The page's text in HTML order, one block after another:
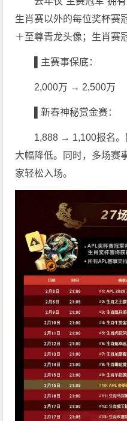
生肖赛以外的每位奖杯赛
＋至尊青龙头像；生肖赛
▌主赛事保底：
2,000万 → 2,500万
▌新春神秘赏金赛：
1,888 → 1,100报名
大幅降低。同时，多场赛
家轻松入场。